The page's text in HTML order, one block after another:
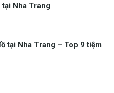
Nha Trang
tại Nha Trang – Top 9 tiệm